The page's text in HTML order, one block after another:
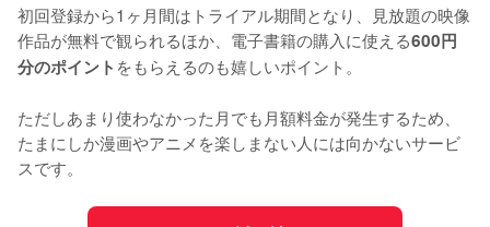
初回登録から1ヶ月間はトライアル期間となり、見放題の映像
作品が無料で観られるほか、電子書籍の購入に使える600円
分のポイント をもらえるのも嬉しいポイント。
ただしあまり使わなかった月でも月額料金が発生するため、
たまにしか漫画やアニメを楽しまない人には向かないサービ
スです。